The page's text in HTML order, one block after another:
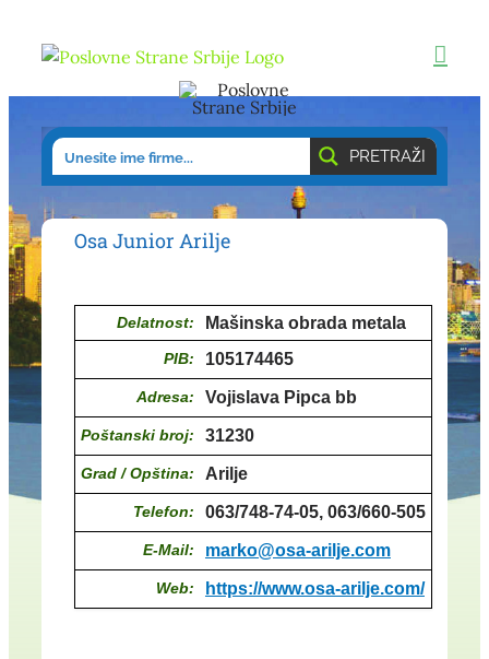
PRETRAŽI
Osa Junior Arilje
Delatnost: Mašinska obrada metala
PIB: 105174465
Adresa: Vojislava Pipca bb
Poštanski broj: 31230
Grad / Opština: Arilje
Telefon: 063/748-74-05, 063/660-505
E-Mail: marko@osa-arilje.com
Web: https://www.osa-arilje.com/